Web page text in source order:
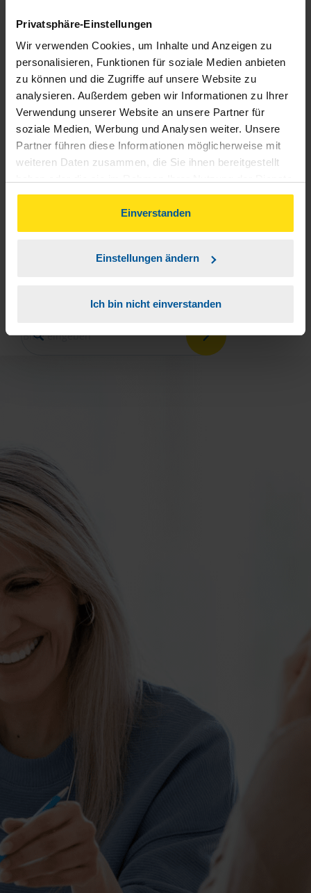
Privatsphäre-Einstellungen
Wir verwenden Cookies, um Inhalte und Anzeigen zu
personalisieren, Funktionen für soziale Medien anbieten
zu können und die Zugriffe auf unsere Website zu
analysieren. Außerdem geben wir Informationen zu Ihrer
Verwendung unserer Website an unsere Partner für
soziale Medien, Werbung und Analysen weiter. Unsere
Partner führen diese Informationen möglicherweise mit
weiteren Daten zusammen, die Sie ihnen bereitgestellt
gesammelt haben. Indem Sie auf Einverstanden klicken,
können Sie der Verwendung von Cookies, gemäß
unserer
Einverstanden
Einstellungen ändern
Ich bin nicht einverstanden
Sie haben Fragen?
Kontaktieren Sie uns
Unsere Beraterinnen und Berater kennen sich
mit allen Fragen rund um die
Ihnen, das beste Ergebnis herauszuholen.
Einfach eine Beratungsstelle in Ihrer Nähe
aussuchen und Termin vereinbaren.
Ort oder PLZ